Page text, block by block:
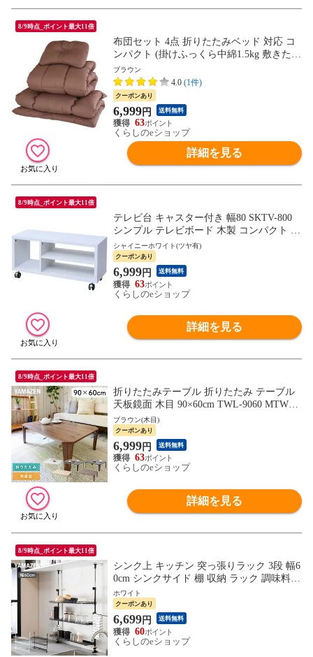
8/9時点_ポイント最大11倍
布団セット 4点 折りたたみベッド 対応 コ
ンパクト (掛けふっくら中綿1.5kg 敷きたっ
ぷり2.5kg) YEF-4 布団セット 組布団 ふと
んセット 寝具セット 来客用 山善 YAMAZE
N 【送料無料】
ブラウン
4.0 (1件)
クーポンあり
6,999円 送料無料
63
くらしのeショップ
詳細を見る
8/9時点_ポイント最大11倍
テレビ台 キャスター付き 幅80 SKTV-800
シンプル テレビボード 木製 コンパクト テ
レビボード リビング コーナーラック 32イ
ンチ コーナーテレビ台 ローボード 山善 Y
AMAZEN 【送料無料】
シャイニーホワイト(ツヤ有)
クーポンあり
6,999円 送料無料
63
くらしのeショップ
詳細を見る
8/9時点_ポイント最大11倍
折りたたみテーブル 折りたたみ テーブル
天板鏡面 木目 90×60cm TWL-9060 MTWL-
9060 折りたたみデスク デスク テーブル ロ
ーテーブル センターテーブル リビングテ
ーブル 折り畳み 折畳み 山善 YAMAZEN
【送料無料】
ブラウン(木目)
クーポンあり
6,999円 送料無料
63
くらしのeショップ
詳細を見る
8/9時点_ポイント最大11倍
シンク上 キッチン 突っ張りラック 3段 幅6
0cm シンクサイド 棚 収納 ラック 調味料ラ
ック スパイスラック 可動棚 跳ね上げ 隙間
すき間 賃貸 【送料無料】
ホワイト
クーポンあり
6,699円 送料無料
60
くらしのeショップ